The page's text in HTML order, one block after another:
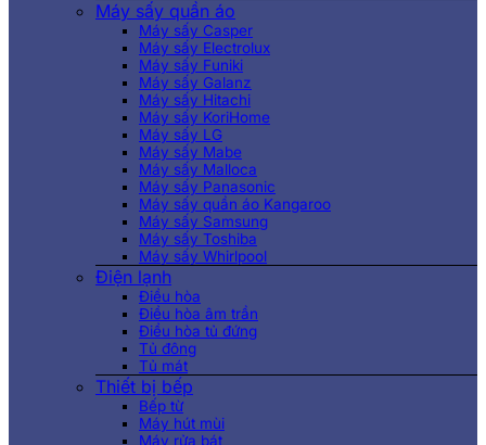
Máy sấy quần áo
Máy sấy Casper
Máy sấy Electrolux
Máy sấy Funiki
Máy sấy Galanz
Máy sấy Hitachi
Máy sấy KoriHome
Máy sấy LG
Máy sấy Mabe
Máy sấy Malloca
Máy sấy Panasonic
Máy sấy quần áo Kangaroo
Máy sấy Samsung
Máy sấy Toshiba
Máy sấy Whirlpool
Điện lạnh
Điều hòa
Điều hòa âm trần
Điều hòa tủ đứng
Tủ đông
Tủ mát
Thiết bị bếp
Bếp từ
Máy hút mùi
Máy rửa bát